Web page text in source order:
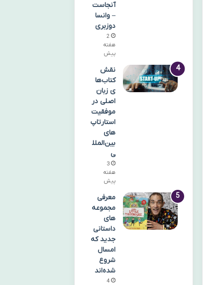
آنجاست
– وانسا
دوزبری
2
هفته
پیش
نقش
کتاب‌ها
ی زبان
اصلی در
موفقیت
استارتاپ‌
های
بین‌الملل
ی
3
هفته
پیش
معرفی
مجموعه‌
های
داستانی
جدید که
امسال
شروع
شده‌اند
4